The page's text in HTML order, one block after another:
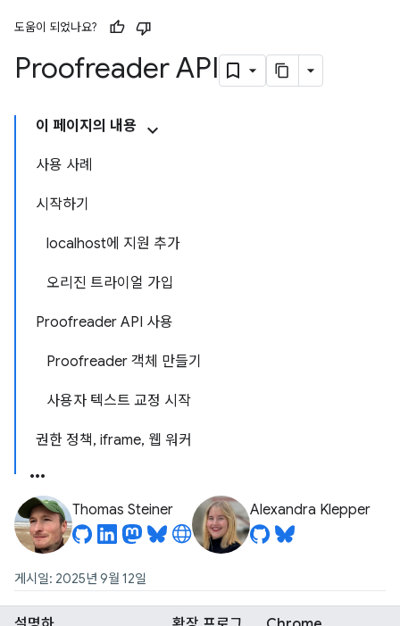
도움이 되었나요?
Proofreader API
이 페이지의 내용
사용 사례
시작하기
localhost에 지원 추가
오리진 트라이얼 가입
Proofreader API 사용
Proofreader 객체 만들기
사용자 텍스트 교정 시작
권한 정책, iframe, 웹 워커
Thomas Steiner Alexandra Klepper
게시일: 2025년 9월 12일